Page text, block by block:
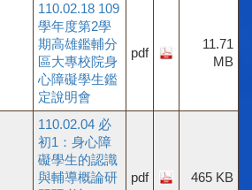
110.02.18 109
學年度第2學
期高雄鑑輔分
區大專校院身
心障礙學生鑑
定說明會
pdf
11.71
MB
110.02.04 必
初1：身心障
礙學生的認識
與輔導概論研
pdf 465 KB